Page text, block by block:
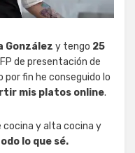
González y tengo 25
de presentación de
por fin he conseguido lo
mis platos online.
cocina y alta cocina y
lo que sé.